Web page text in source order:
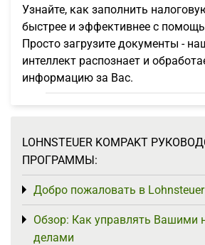
Узнайте, как заполнить
быстрее и эффективнее с
Просто загрузите документы -
интеллект распознает и
информацию за Вас.
LOHNSTEUER KOMPAKT
ПРОГРАММЫ:
Добро пожаловать в
Toggle menu
Обзор: Как управлять Вашими
делами
Toggle menu